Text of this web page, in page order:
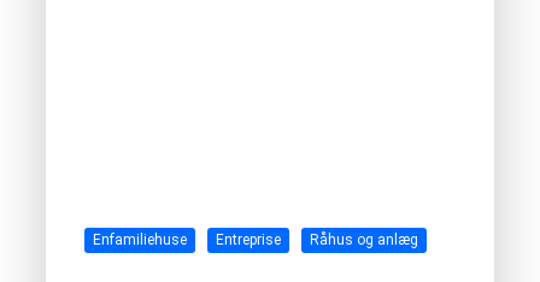
Enfamiliehuse Entreprise Råhus og anlæg